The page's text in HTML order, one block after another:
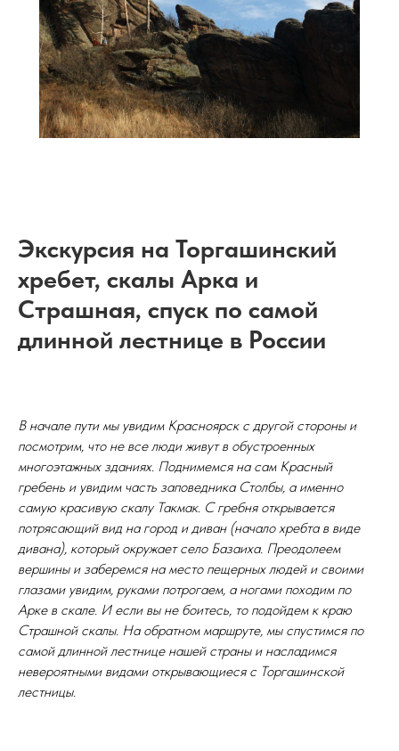
Экскурсия на Торгашинский
хребет, скалы Арка и
Страшная, спуск по самой
длинной лестнице в России
В начале пути мы увидим Красноярск с другой стороны и
посмотрим, что не все люди живут в обустроенных
многоэтажных зданиях. Поднимемся на сам Красный
гребень и увидим часть заповедника Столбы, а именно
самую красивую скалу Такмак. С гребня открывается
потрясающий вид на город и диван (начало хребта в виде
дивана), который окружает село Базаиха. Преодолеем
вершины и заберемся на место пещерных людей и своими
глазами увидим, руками потрогаем, а ногами походим по
Арке в скале. И если вы не боитесь, то подойдем к краю
Страшной скалы. На обратном маршруте, мы спустимся по
самой длинной лестнице нашей страны и насладимся
невероятными видами открывающиеся с Торгашинской
лестницы.